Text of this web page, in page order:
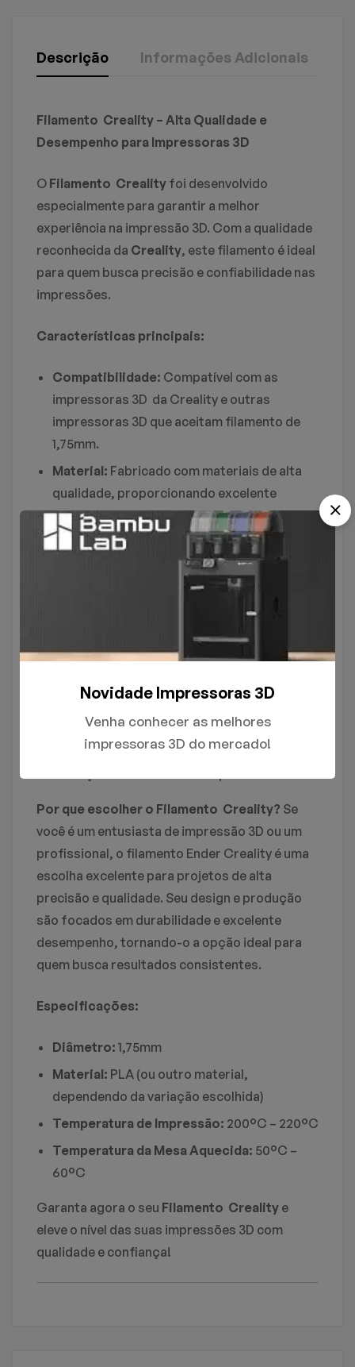
Descrição Informações Adicionais
Filamento Creality – Alta Qualidade e
Desempenho para Impressoras 3D
O Filamento Creality foi desenvolvido
especialmente para garantir a melhor
experiência na impressão 3D. Com a qualidade
reconhecida da Creality, este filamento é ideal
para quem busca precisão e confiabilidade nas
impressões.
Características principais:
Compatibilidade: Compatível com as
impressoras 3D da Creality e outras
impressoras 3D que aceitam filamento de
1,75mm.
Material: Fabricado com materiais de alta
qualidade, proporcionando excelente
aderência à mesa de impressão e
acabamento superior.
Consistência de Impressão:O filamento
possui um diâmetro preciso e constante,
evitando entupimentos e falhas durante o
Variedade de Cores:Disponível em uma
você crie modelos 3D incríveis e detalhados.
Fácil de Usar:Fácil manuseio e excelente
desempenho, mesmo para quem está
Por que escolher o Filamento Creality? Se
você é um entusiasta de impressão 3D ou um
profissional, o filamento Ender Creality é uma
escolha excelente para projetos de alta
precisão e qualidade. Seu design e produção
são focados em durabilidade e excelente
desempenho, tornando-o a opção ideal para
quem busca resultados consistentes.
Especificações:
Diâmetro: 1,75mm
Material: PLA (ou outro material,
dependendo da variação escolhida)
Temperatura de Impressão: 200°C – 220°C
Temperatura da Mesa Aquecida: 50°C –
60°C
Garanta agora o seu Filamento Creality e
eleve o nível das suas impressões 3D com
qualidade e confiança!
Peso
1,250 kg
Dimensões 23 × 6 × 23 cm
Creality
Avaliação E Revisão
Baseado em 0 avaliações
ESCREVA UM COMENTÁRIO
Não há comentários ainda.
Perguntas & Respostas
Perguntas
Não há nenhuma pergunta encontrado.
Novidade Impressoras 3D
Venha conhecer as melhores
impressoras 3D do mercado!